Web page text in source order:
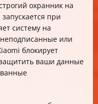
разблокировки
охранник на
при
систему на
неподписанные или
блокирует
ваши данные